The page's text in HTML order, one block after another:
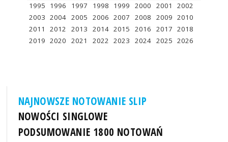
1995 1996 1997 1998 1999 2000 2001
2002
2003 2004 2005 2006 2007 2008 2009 2010
2011
2012 2013 2014 2015 2016 2017 2018
2019 2020 2021 2022 2023 2024 2025 2026
NAJNOWSZE NOTOWANIE SLIP
NOWOŚCI SINGLOWE
PODSUMOWANIE 1800 NOTOWAŃ